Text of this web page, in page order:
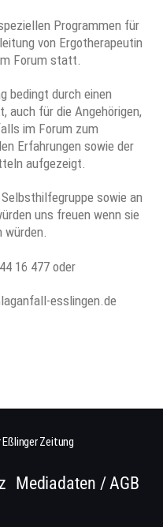
Programmen für
von Ergotherapeutin
Forum statt.
bedingt durch einen
auch für die Angehörigen,
im Forum zum
Erfahrungen sowie der
aufgezeigt.
sowie an
uns freuen wenn sie
würden.
16 477 oder
esslingen.de
Zeitung
Mediadaten / AGB